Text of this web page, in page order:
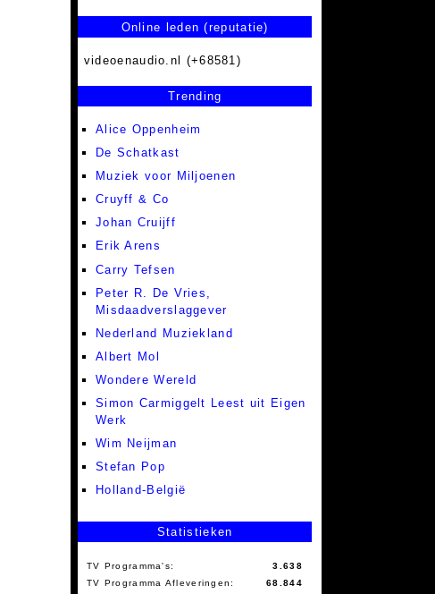
Online leden (reputatie)
videoenaudio.nl (+68581)
Trending
Alice Oppenheim
De Schatkast
Muziek voor Miljoenen
Cruyff & Co
Johan Cruijff
Erik Arens
Carry Tefsen
Peter R. De Vries,
Misdaadverslaggever
Nederland Muziekland
Albert Mol
Wondere Wereld
Simon Carmiggelt Leest uit Eigen
Werk
Wim Neijman
Stefan Pop
Holland-België
Statistieken
TV Programma's:
3.638
TV Programma Afleveringen:
68.844